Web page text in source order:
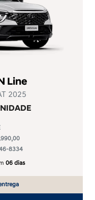
Line
2025
3246-8334
06 dias